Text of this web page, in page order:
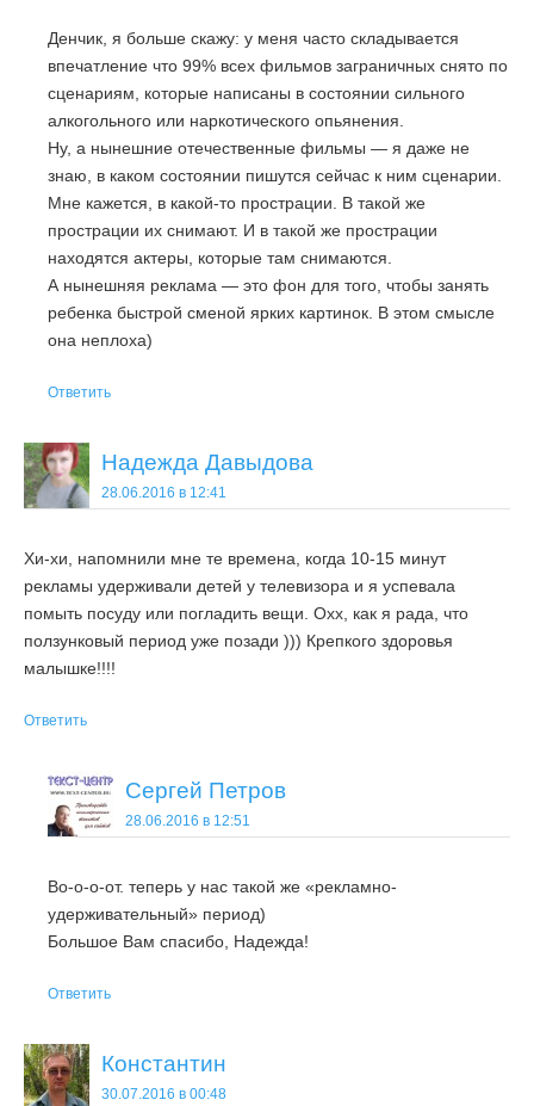
Денчик, я больше скажу: у меня часто складывается
впечатление что 99% всех фильмов заграничных снято по
сценариям, которые написаны в состоянии сильного
алкогольного или наркотического опьянения.
Ну, а нынешние отечественные фильмы — я даже не
знаю, в каком состоянии пишутся сейчас к ним сценарии.
Мне кажется, в какой-то прострации. В такой же
прострации их снимают. И в такой же прострации
находятся актеры, которые там снимаются.
А нынешняя реклама — это фон для того, чтобы занять
ребенка быстрой сменой ярких картинок. В этом смысле
она неплоха)
Ответить
Надежда Давыдова
28.06.2016 в 12:41
Хи-хи, напомнили мне те времена, когда 10-15 минут
рекламы удерживали детей у телевизора и я успевала
помыть посуду или погладить вещи. Охх, как я рада, что
ползунковый период уже позади ))) Крепкого здоровья
малышке!!!!
Ответить
Сергей Петров
28.06.2016 в 12:51
Во-о-о-от. теперь у нас такой же «рекламно-
удерживательный» период)
Большое Вам спасибо, Надежда!
Ответить
Константин
30.07.2016 в 00:48